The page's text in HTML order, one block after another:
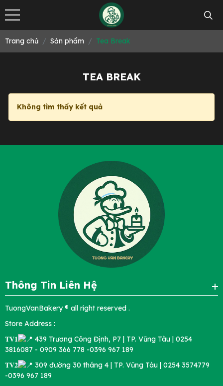
Trang chủ Sản phẩm Tea Break
TEA BREAK
Không tìm thấy kết quả
Thông Tin Liên Hệ
TuongVanBakery ® all right reserved .
Store Address :
𝐓𝐕𝟏
439 Trương Công Định, P7 | TP. Vũng Tàu | 0254
3816087 - 0909 366 778 -0396 967 189
𝐓𝐕𝟐
309 đường 30 tháng 4 | TP. Vũng Tàu | 0254 3574779
-0396 967 189